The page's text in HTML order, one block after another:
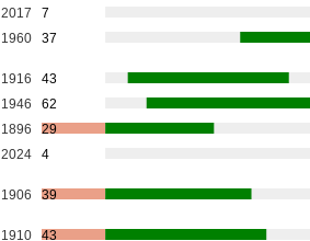
2017
7
1960 37
1916
43
1946
62
1896
29
2024 4
1906 39
1910
43